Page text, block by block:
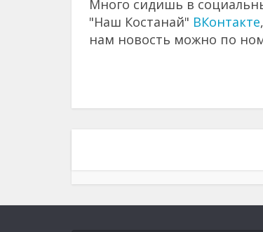
Много сидишь в
"Наш Костанай" ВКонтакте
нам новость можно по